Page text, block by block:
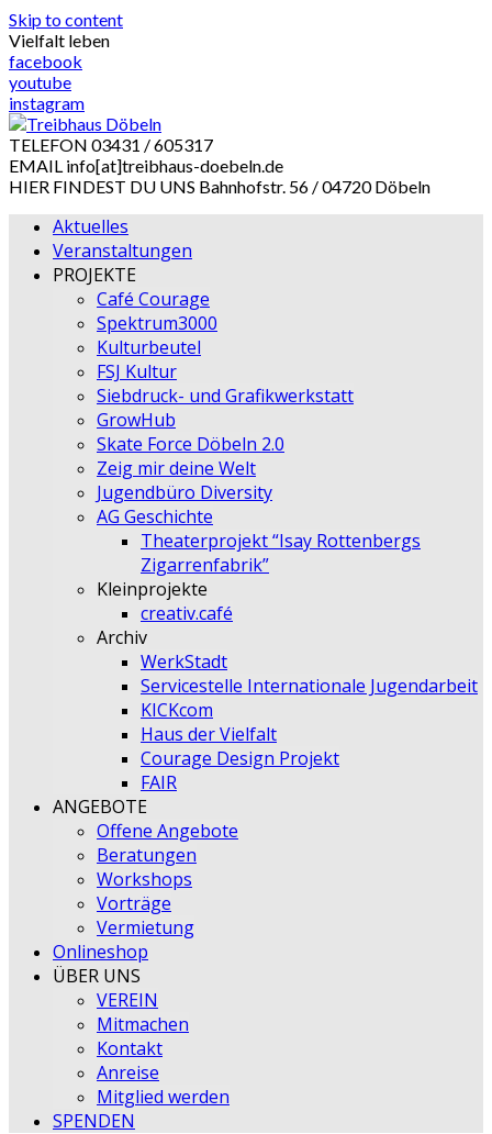
Skip to content
Vielfalt leben
facebook
youtube
instagram
TELEFON 03431 / 605317
EMAIL info[at]treibhaus-doebeln.de
HIER FINDEST DU UNS Bahnhofstr. 56 / 04720 Döbeln
Aktuelles
Veranstaltungen
PROJEKTE
Café Courage
Spektrum3000
Kulturbeutel
FSJ Kultur
Siebdruck- und Grafikwerkstatt
GrowHub
Skate Force Döbeln 2.0
Zeig mir deine Welt
Jugendbüro Diversity
AG Geschichte
Theaterprojekt “Isay Rottenbergs
Zigarrenfabrik”
Kleinprojekte
creativ.café
Archiv
WerkStadt
Servicestelle Internationale Jugendarbeit
KICKcom
Haus der Vielfalt
Courage Design Projekt
FAIR
ANGEBOTE
Offene Angebote
Beratungen
Workshops
Vorträge
Vermietung
Onlineshop
ÜBER UNS
VEREIN
Mitmachen
Kontakt
Anreise
Mitglied werden
SPENDEN